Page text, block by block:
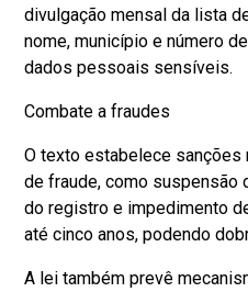
divulgação mensal da lista
nome, município e número
dados pessoais sensíveis.
Combate a fraudes
O texto estabelece
de fraude, como suspensão
do registro e impedimento
até cinco anos, podendo
A lei também prevê